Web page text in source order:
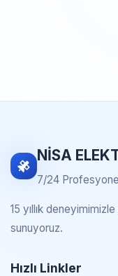
NİSA
7/24
15 yıllık
sunuyoruz.
Hızlı Linkler